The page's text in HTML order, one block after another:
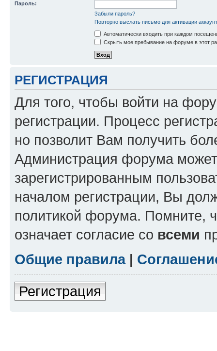
Пароль:
Забыли пароль?
Повторно выслать письмо для активации
Автоматически входить при каждом
Скрыть мое пребывание на форуме в этот
РЕГИСТРАЦИЯ
Для того, чтобы войти на
регистрации. Процесс
но позволит Вам получить
Администрация форума может
зарегистрированным
началом регистрации, Вы
политикой форума. Помните,
означает согласие со всеми
Общие правила|
Регистрация